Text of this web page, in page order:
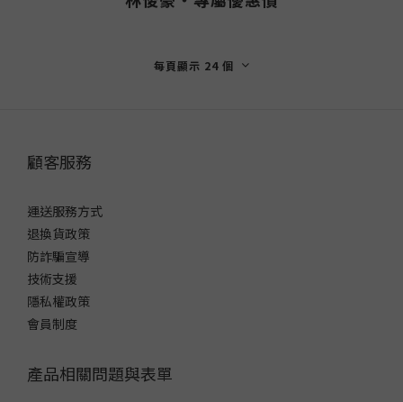
每頁顯示 24 個
顧客服務
運送服務方式
退換貨政策
防詐騙宣導
技術支援
隱私權政策
會員制度
產品相關問題與表單